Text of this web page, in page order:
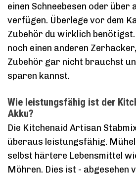
einen Schneebesen oder über
verfügen. Überlege vor dem
Zubehör du wirklich
noch einen anderen
Zubehör gar nicht brauchst
sparen kannst.
Wie leistungsfähig ist der
Akku?
Die Kitchenaid Artisan
überaus leistungsfähig.
selbst härtere Lebensmittel
Möhren. Dies ist - abgesehen